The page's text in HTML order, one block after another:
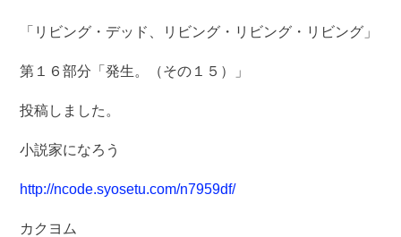
「リビング・デッド、リビング・リビング・リビング」
第１６部分「発生。（その１５）」
投稿しました。
小説家になろう
http://ncode.syosetu.com/n7959df/
カクヨム